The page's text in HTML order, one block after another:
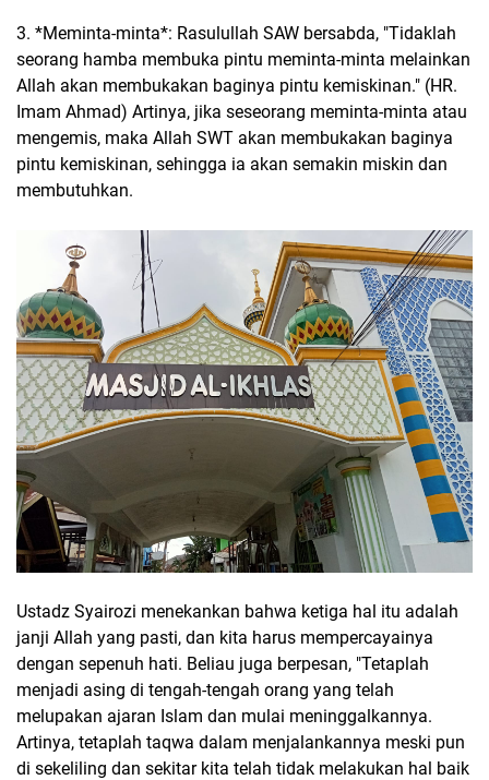
3. *Meminta-minta*: Rasulullah SAW bersabda, "Tidaklah
seorang hamba membuka pintu meminta-minta melainkan
Allah akan membukakan baginya pintu kemiskinan." (HR.
Imam Ahmad) Artinya, jika seseorang meminta-minta atau
mengemis, maka Allah SWT akan membukakan baginya
pintu kemiskinan, sehingga ia akan semakin miskin dan
membutuhkan.
Ustadz Syairozi menekankan bahwa ketiga hal itu adalah
janji Allah yang pasti, dan kita harus mempercayainya
dengan sepenuh hati. Beliau juga berpesan, "Tetaplah
menjadi asing di tengah-tengah orang yang telah
melupakan ajaran Islam dan mulai meninggalkannya.
Artinya, tetaplah taqwa dalam menjalankannya meski pun
di sekeliling dan sekitar kita telah tidak melakukan hal baik